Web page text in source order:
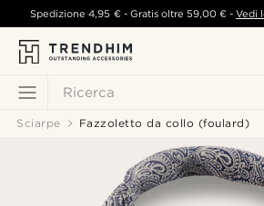
Ricerca
Spedizione4,95 €- Gratis oltre 59,00 € -Vedi
Sciarpe Fazzoletto da collo (foulard)